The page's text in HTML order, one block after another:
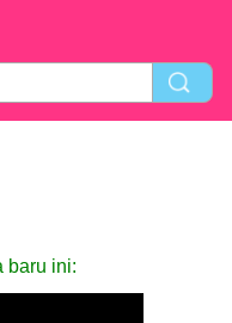
baru ini: